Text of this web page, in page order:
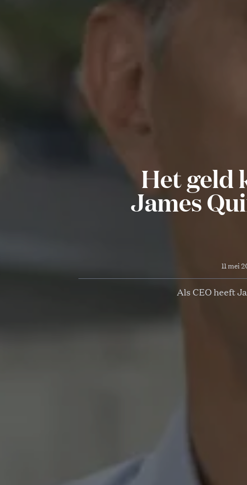
Het geld
James
11 mei
Als CEO heeft